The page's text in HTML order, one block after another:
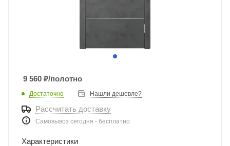
9 560 ₽/полотно
Достаточно Нашли дешевле?
Рассчитать доставку
Самовывоз сегодня - бесплатно
Характеристики